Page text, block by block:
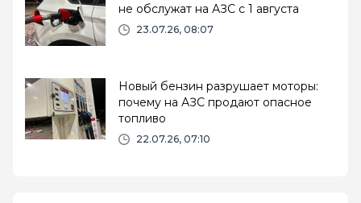
не обслужат на АЗС с 1 августа
23.07.26, 08:07
Новый бензин разрушает моторы:
почему на АЗС продают опасное
топливо
22.07.26, 07:10